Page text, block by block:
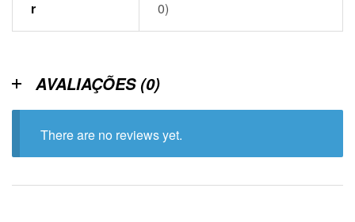
r 0)
AVALIAÇÕES (0)
There are no reviews yet.